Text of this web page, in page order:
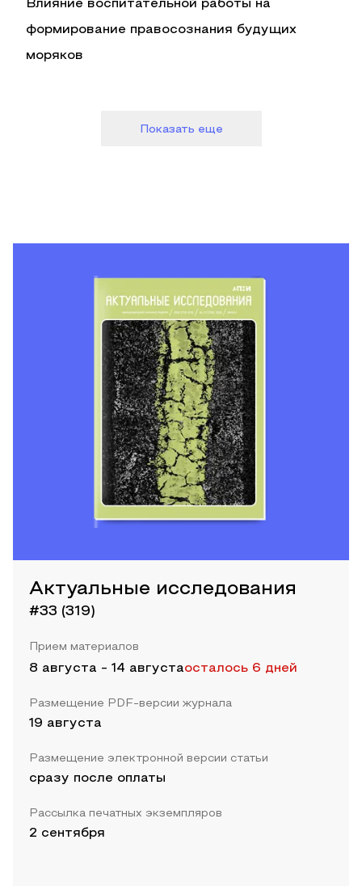
Влияние воспитательной работы на
формирование правосознания будущих
моряков
Показать еще
Актуальные исследования
#33 (319)
Прием материалов
8 августа - 14 августаосталось 6 дней
Размещение PDF-версии журнала
19 августа
Размещение электронной версии статьи
сразу после оплаты
Рассылка печатных экземпляров
2 сентября